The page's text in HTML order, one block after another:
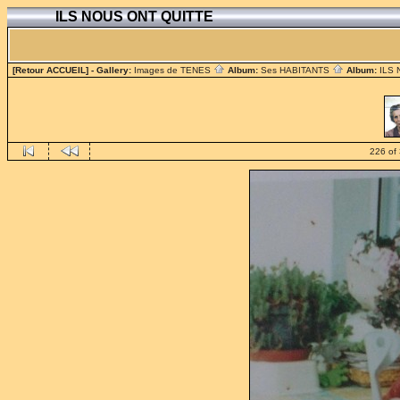
ILS NOUS ONT QUITTE
[Retour ACCUEIL] - Gallery: Images de TENES Album: Ses HABITANTS Album: ILS
226 of